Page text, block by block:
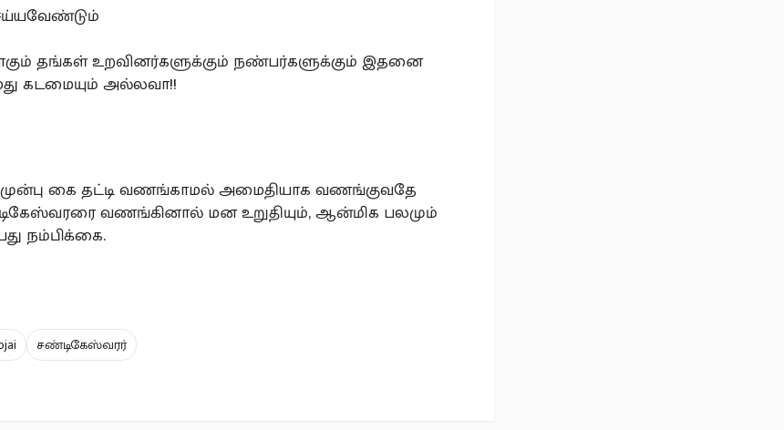
தங்கள் உறவினர்களுக்கும் நண்பர்களுக்கும் இதனை
கடமையும் அல்லவா!!
கை தட்டி வணங்காமல் அமைதியாக வணங்குவதே
வணங்கினால் மன உறுதியும், ஆன்மிக பலமும்
நம்பிக்கை.
சண்டிகேஸ்வரர்